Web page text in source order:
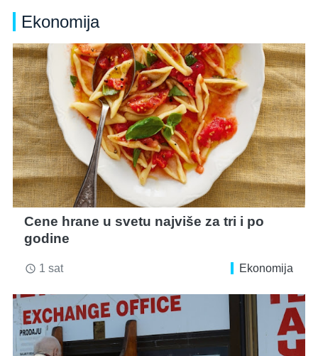
Ekonomija
Cene hrane u svetu najviše za tri i po
godine
access_time 1 sat Ekonomija